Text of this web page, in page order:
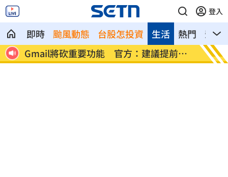
登入
即時 颱風動態 台股怎投資 熱門 影音
生活
打
Gmail將砍重要功能 官方：建議提前備
份
梅西